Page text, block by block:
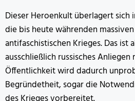
Dieser Heroenkult überlagert sich
die bis heute währenden
antifaschistischen Krieges. Das ist
ausschließlich russisches Anliegen
Öffentlichkeit wird dadurch
Begründetheit, sogar die